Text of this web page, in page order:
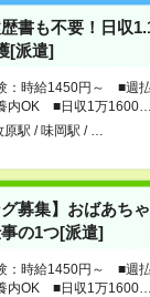
書も不要！日収
[派遣]
：時給1450円～ ■週
OK ■日収1万1600円
駅 / 味岡駅 / …
グ募集】おばあち
の1つ[派遣]
：時給1450円～ ■週
OK ■日収1万1600円
お願いします
ジ作成をいただいた
ュー
小路ビルヂング 5F